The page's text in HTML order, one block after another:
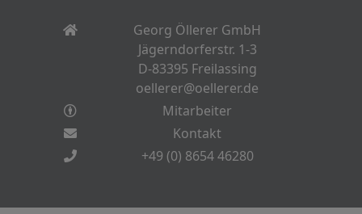
Georg Öllerer GmbH
Jägerndorferstr. 1-3
D-83395 Freilassing
oellerer@oellerer.de
Mitarbeiter
Kontakt
+49 (0) 8654 46280